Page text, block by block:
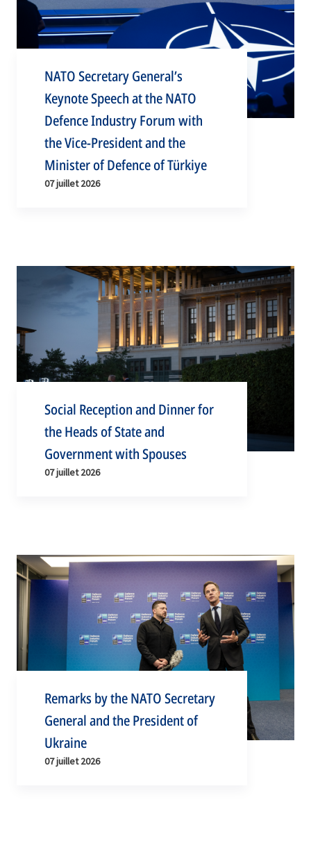
NATO Secretary General’s
Keynote Speech at the NATO
Defence Industry Forum with
the Vice-President and the
Minister of Defence of Türkiye
07 juillet 2026
Social Reception and Dinner for
the Heads of State and
Government with Spouses
07 juillet 2026
Remarks by the NATO Secretary
General and the President of
Ukraine
07 juillet 2026